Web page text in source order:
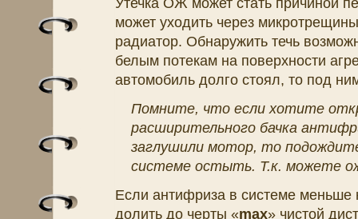
Утечка ОЖ может стать причиной
может уходить через
радиатор. Обнаружить течь
белым потекам на поверхности
автомобиль долго стоял, то под
Помните, что если хотите
расширительного бачка
заглушили мотор, то
системе остыть. Т.к. можете
Если антифриза в системе меньше
долить до черты «max» чистой